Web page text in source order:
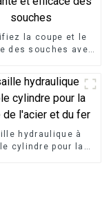
la coupe et le
des souches avec
conçu pour
puissante
des souches
hydraulique à
cylindre pour la